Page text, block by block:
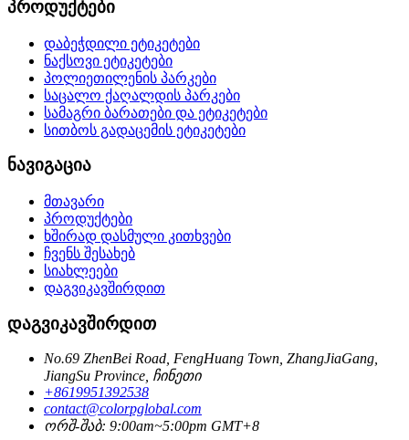
პროდუქტები
დაბეჭდილი ეტიკეტები
ნაქსოვი ეტიკეტები
პოლიეთილენის პარკები
საცალო ქაღალდის პარკები
სამაგრი ბარათები და ეტიკეტები
სითბოს გადაცემის ეტიკეტები
ნავიგაცია
მთავარი
პროდუქტები
ხშირად დასმული კითხვები
ჩვენს შესახებ
სიახლეები
დაგვიკავშირდით
დაგვიკავშირდით
No.69 ZhenBei Road, FengHuang Town, ZhangJiaGang,
JiangSu Province, ჩინეთი
+8619951392538
contact@colorpglobal.com
ორშ-შაბ: 9:00am~5:00pm GMT+8